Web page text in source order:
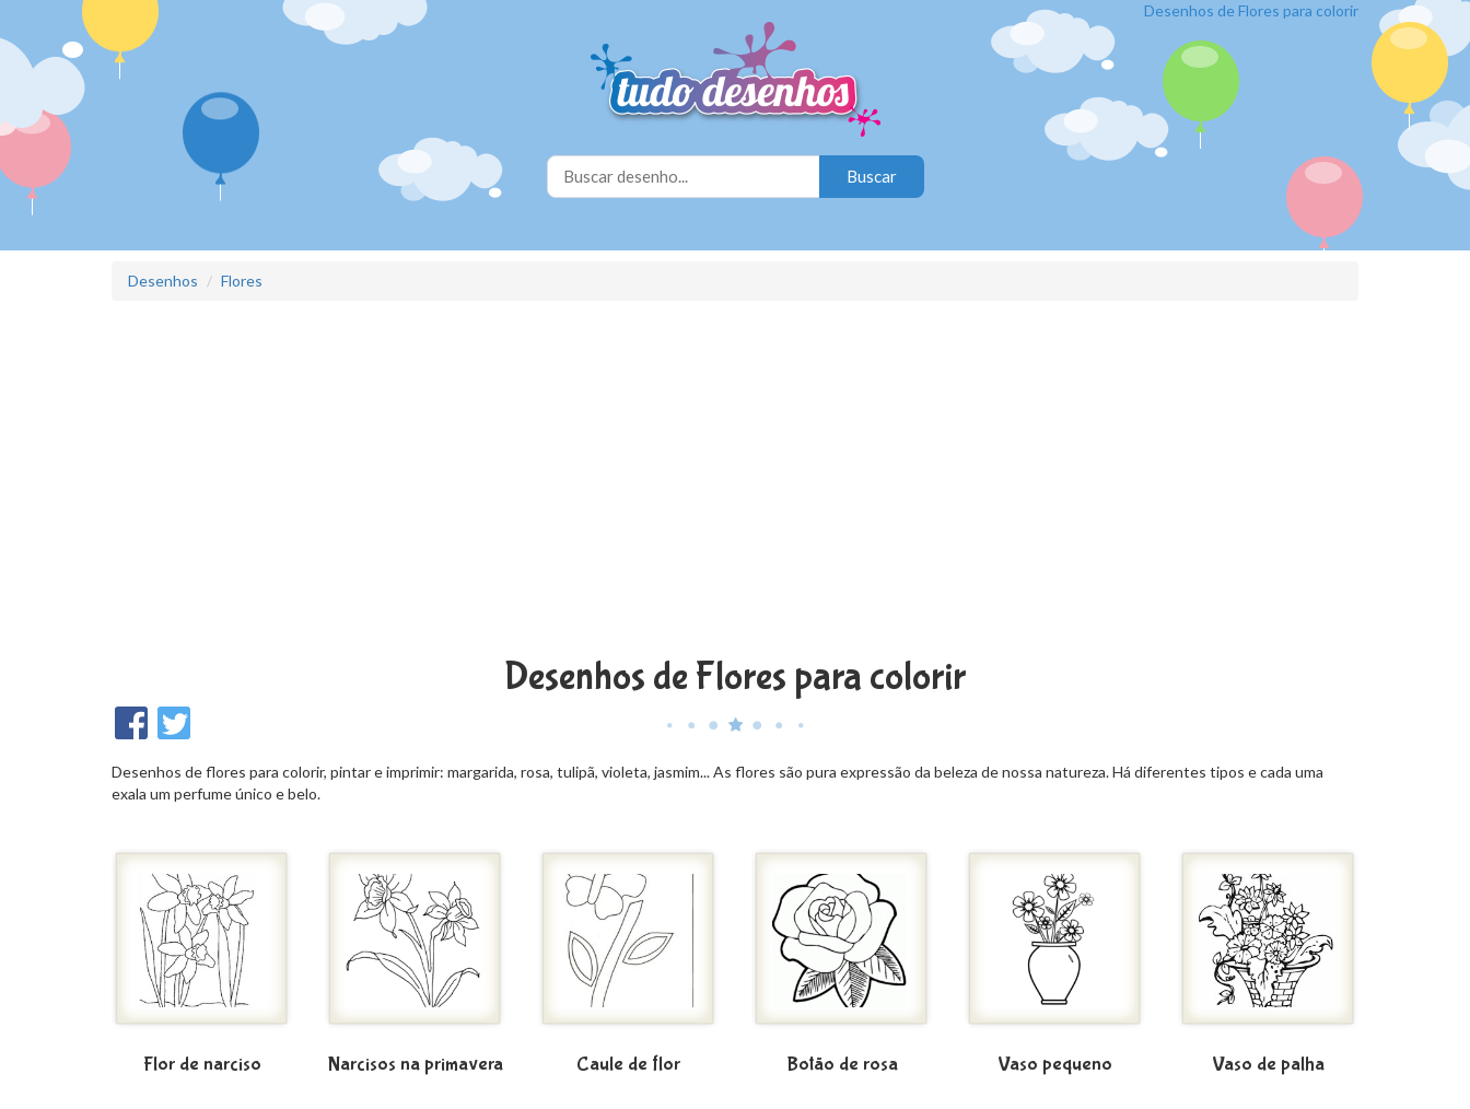
Desenhos de Flores para colorir
Desenhos Flores
Desenhos de Flores para colorir
Desenhos de flores para colorir, pintar e imprimir: margarida, rosa, tulipã, violeta, jasmim... As flores são pura expressão da beleza de nossa natureza. Há diferentes tipos e cada uma
exala um perfume único e belo.
Flor de narciso Narcisos na primavera Caule de flor Botão de rosa Vaso pequeno Vaso de palha